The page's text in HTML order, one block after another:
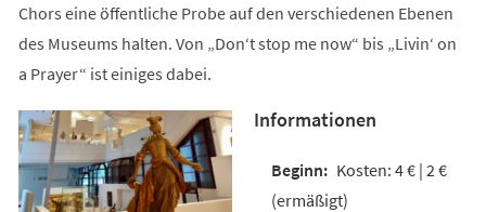
Chors eine öffentliche Probe auf den verschiedenen Ebenen
des Museums halten. Von „Don‘t stop me now“ bis „Livin‘ on
a Prayer“ ist einiges dabei.
Informationen
Kosten: 4 € | 2 €
(ermäßigt)